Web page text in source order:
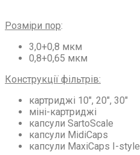
Розміри пор:
3,0+0,8 мкм
0,8+0,65 мкм
Конструкції фільтрів:
картриджі 10″, 20″, 30″
міні-картриджі
капсули SartoScale
капсули MidiCaps
капсули MaxiCaps I-style